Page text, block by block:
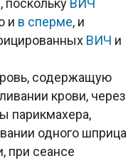
, поскольку ВИЧ
и в сперме, и
ВИЧ и
содержащую
крови, через
парикмахера,
одного шприца
при сеансе